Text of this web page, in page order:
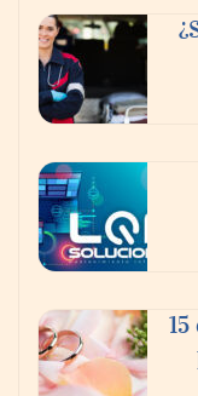
El 82% de
encuentra
para formar